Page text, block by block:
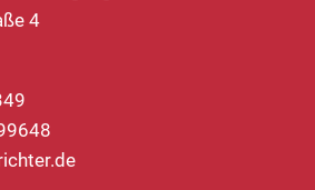
4